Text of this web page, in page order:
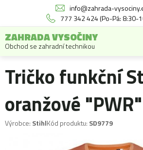
info@zahrada-
777 342 424 (Po-Pá: 8:30-
ZAHRADA VYSOČINY
Obchod se zahradní technikou
Tričko funkční
oranžové "PWR"
Výrobce: StihlKód produktu: SD9779